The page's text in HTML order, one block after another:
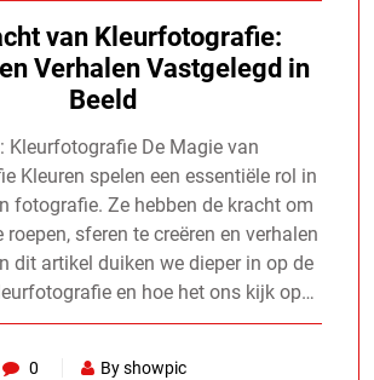
van Kleurfotografie:
Verhalen Vastgelegd in
Beeld
Kleurfotografie De Magie van
Kleuren spelen een essentiële rol in
fotografie. Ze hebben de kracht om
sferen te creëren en verhalen
dit artikel duiken we dieper in op de
en hoe het ons kijk op…
0 By showpic